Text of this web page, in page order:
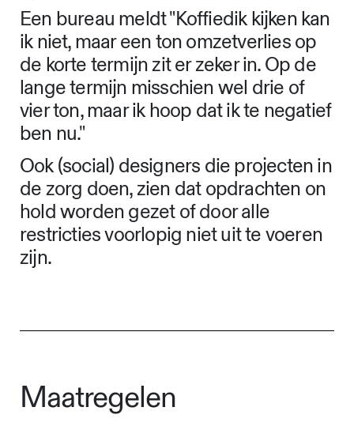
Een bureau meldt "Koffiedik kijken kan
ik niet, maar een ton omzetverlies op
de korte termijn zit er zeker in. Op de
lange termijn misschien wel drie of
vier ton, maar ik hoop dat ik te negatief
ben nu."
Ook (social) designers die projecten in
de zorg doen, zien dat opdrachten on
hold worden gezet of door alle
restricties voorlopig niet uit te voeren
zijn.
Maatregelen